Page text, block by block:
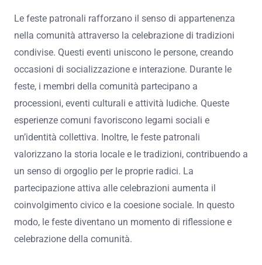
Le feste patronali rafforzano il senso di appartenenza
nella comunità attraverso la celebrazione di tradizioni
condivise. Questi eventi uniscono le persone, creando
occasioni di socializzazione e interazione. Durante le
feste, i membri della comunità partecipano a
processioni, eventi culturali e attività ludiche. Queste
esperienze comuni favoriscono legami sociali e
un’identità collettiva. Inoltre, le feste patronali
valorizzano la storia locale e le tradizioni, contribuendo a
un senso di orgoglio per le proprie radici. La
partecipazione attiva alle celebrazioni aumenta il
coinvolgimento civico e la coesione sociale. In questo
modo, le feste diventano un momento di riflessione e
celebrazione della comunità.